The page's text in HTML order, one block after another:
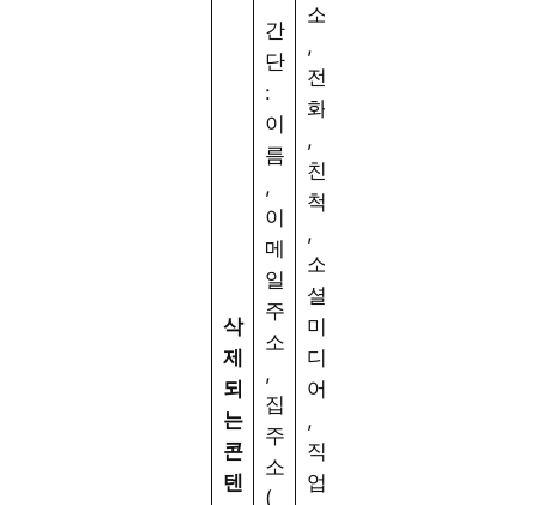
삭
제
되
는
콘
텐
간
단
:
이
름
,
이
메
일
주
소
,
집
주
소
(
소
,
전
화
,
친
척
,
소
셜
미
디
어
,
직
업